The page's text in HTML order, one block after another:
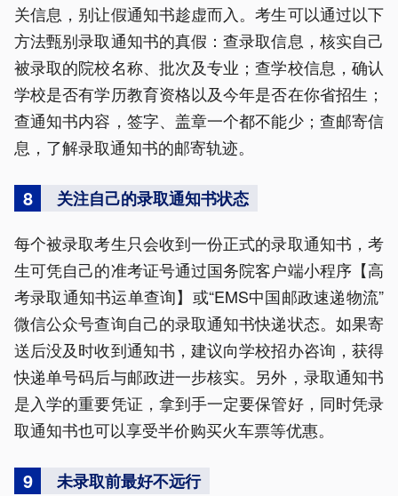
关信息，别让假通知书趁虚而入。考生可以通过以下
方法甄别录取通知书的真假：查录取信息，核实自己
被录取的院校名称、批次及专业；查学校信息，确认
学校是否有学历教育资格以及今年是否在你省招生；
查通知书内容，签字、盖章一个都不能少；查邮寄信
息，了解录取通知书的邮寄轨迹。
8
关注自己的录取通知书状态
每个被录取考生只会收到一份正式的录取通知书，考
生可凭自己的准考证号通过国务院客户端小程序【高
考录取通知书运单查询】或“EMS中国邮政速递物流”
微信公众号查询自己的录取通知书快递状态。如果寄
送后没及时收到通知书，建议向学校招办咨询，获得
快递单号码后与邮政进一步核实。另外，录取通知书
是入学的重要凭证，拿到手一定要保管好，同时凭录
取通知书也可以享受半价购买火车票等优惠。
9 未录取前最好不远行